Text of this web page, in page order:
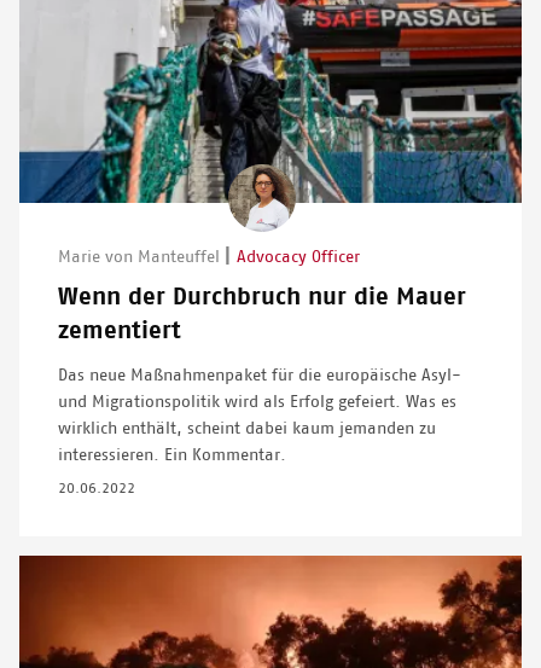
Image
Marie von Manteuffel Advocacy Officer
Wenn der Durchbruch nur die Mauer
zementiert
Das neue Maßnahmenpaket für die europäische Asyl-
und Migrationspolitik wird als Erfolg gefeiert. Was es
wirklich enthält, scheint dabei kaum jemanden zu
interessieren. Ein Kommentar.
20.06.2022